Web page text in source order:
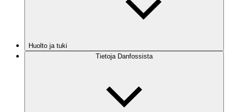
Huolto ja tuki
Tietoja Danfossista